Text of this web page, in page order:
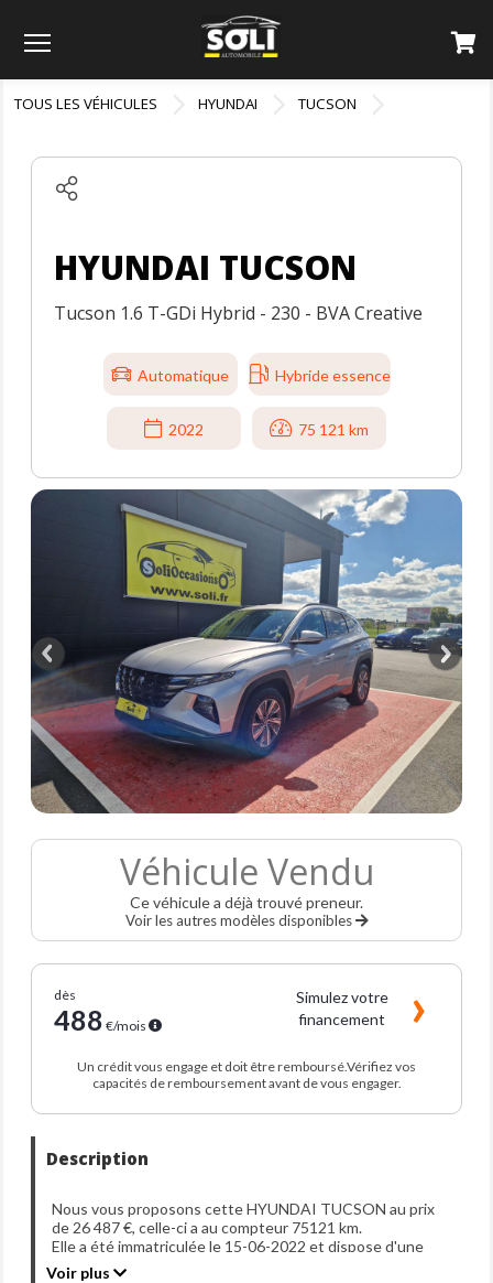
TOUS LES VÉHICULES HYUNDAI TUCSON
HYUNDAI TUCSON
Tucson 1.6 T-GDi Hybrid - 230 - BVA Creative
Automatique Hybride essence
2022 75 121 km
Véhicule Vendu
Ce véhicule a déjà trouvé preneur.
Voir les autres modèles disponibles
dès
488 €/mois
Simulez votre
financement
Un crédit vous engage et doit être remboursé.Vérifiez vos
capacités de remboursement avant de vous engager.
Description
Nous vous proposons cette HYUNDAI TUCSON au prix
de 26 487 €, celle-ci a au compteur 75121 km.
Elle a été immatriculée le 15-06-2022 et dispose d'une
puissance de 180ch din.
Voir plus